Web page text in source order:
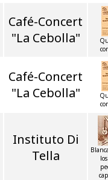
Café-Concert
"La Cebolla"
Café-Concert
"La Cebolla"
Instituto Di
Tella